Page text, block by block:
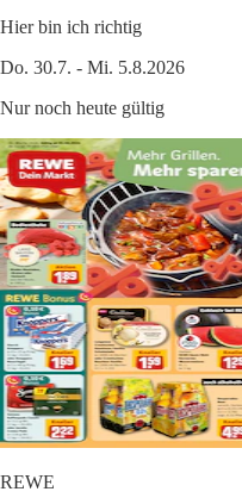
Hier bin ich richtig
Do. 30.7. - Mi. 5.8.2026
Nur noch heute gültig
REWE